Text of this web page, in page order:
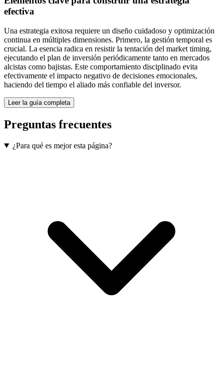
efectiva
Una estrategia exitosa requiere un diseño cuidadoso y optimización
continua en múltiples dimensiones. Primero, la gestión temporal es
crucial. La esencia radica en resistir la tentación del market timing,
ejecutando el plan de inversión periódicamente tanto en mercados
alcistas como bajistas. Este comportamiento disciplinado evita
efectivamente el impacto negativo de decisiones emocionales,
haciendo del tiempo el aliado más confiable del inversor.
Leer la guía completa
Preguntas frecuentes
¿Para qué es mejor esta página?